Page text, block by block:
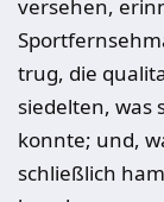
versehen,
trug, die
siedel­ten, was
konnte; und,
schließlich